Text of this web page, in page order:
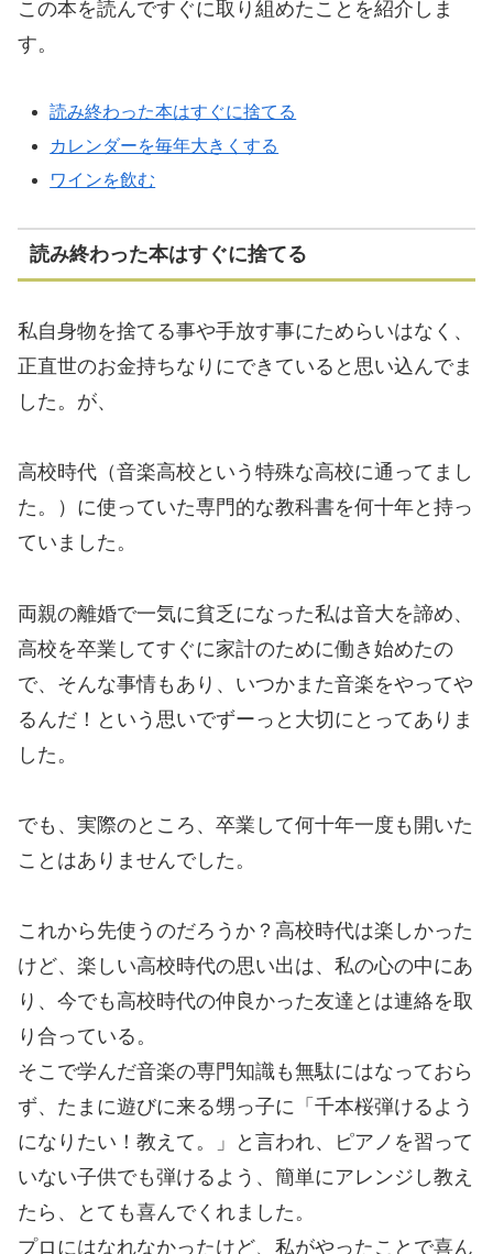
この本を読んですぐに取り組めたことを紹介しま
す。
読み終わった本はすぐに捨てる
カレンダーを毎年大きくする
ワインを飲む
読み終わった本はすぐに捨てる
私自身物を捨てる事や手放す事にためらいはなく、
正直世のお金持ちなりにできていると思い込んでま
した。が、
高校時代（音楽高校という特殊な高校に通ってまし
た。）に使っていた専門的な教科書を何十年と持っ
ていました。
両親の離婚で一気に貧乏になった私は音大を諦め、
高校を卒業してすぐに家計のために働き始めたの
で、そんな事情もあり、いつかまた音楽をやってや
るんだ！という思いでずーっと大切にとってありま
した。
でも、実際のところ、卒業して何十年一度も開いた
ことはありませんでした。
これから先使うのだろうか？高校時代は楽しかった
けど、楽しい高校時代の思い出は、私の心の中にあ
り、今でも高校時代の仲良かった友達とは連絡を取
り合っている。
そこで学んだ音楽の専門知識も無駄にはなっておら
ず、たまに遊びに来る甥っ子に「千本桜弾けるよう
になりたい！教えて。」と言われ、ピアノを習って
いない子供でも弾けるよう、簡単にアレンジし教え
たら、とても喜んでくれました。
プロにはなれなかったけど、私がやったことで喜ん